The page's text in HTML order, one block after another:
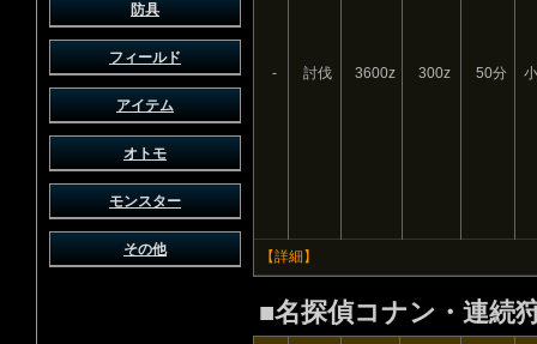
防具
フィールド
アイテム
オトモ
モンスター
その他
- 討伐 3600z 300z 50分
【詳細】
■名探偵コナン・連続